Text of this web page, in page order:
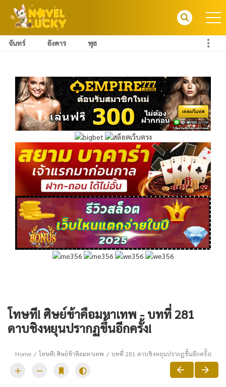
จันทร์ อังคาร พุธ
โทษที! ศิษย์ข้าคือมหาเทพ - บทที่ 281
ดาบชิงหยุนปรากฏขึ้นอีกครั้ง!
Home โทษที! ศิษย์ข้าคือมหาเทพ บทที่ 281 ดาบชิงหยุนปรากฏขึ้นอีกครั้ง!